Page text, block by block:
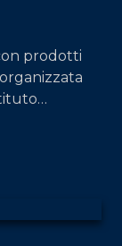
prodotti